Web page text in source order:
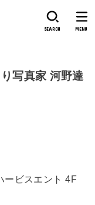
SEARCH MENU
写真家 河野達
ービスエント 4F